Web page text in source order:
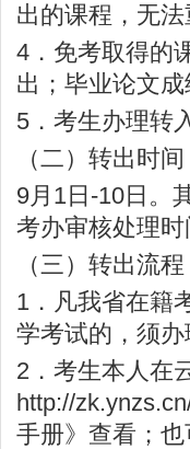
出的课程，无法
4．免考取得的
出；毕业论文成
5．考生办理转
（二）转出时间
9月1日-10日。
考办审核处理时
（三）转出流程
1．凡我省在籍
学考试的，须办
2．考生本人在
http://
手册》查看；